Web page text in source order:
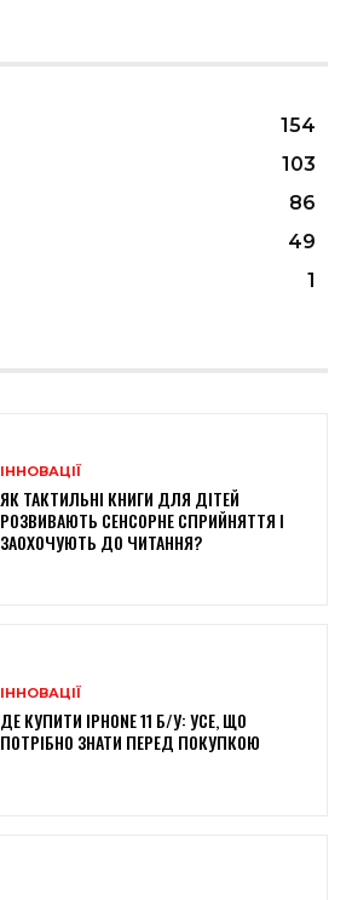
154
103
86
49
1
ІННОВАЦІЇ
ЯК ТАКТИЛЬНІ КНИГИ ДЛЯ ДІТЕЙ
РОЗВИВАЮТЬ СЕНСОРНЕ СПРИЙНЯТТЯ І
ЗАОХОЧУЮТЬ ДО ЧИТАННЯ?
ІННОВАЦІЇ
ДЕ КУПИТИ IPHONE 11 Б/У: УСЕ, ЩО
ПОТРІБНО ЗНАТИ ПЕРЕД ПОКУПКОЮ